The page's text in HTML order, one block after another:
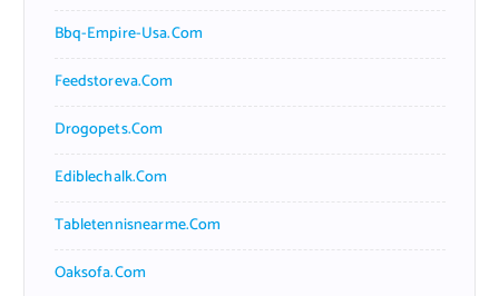
Bbq-Empire-Usa.com
Feedstoreva.com
Drogopets.com
Ediblechalk.com
Tabletennisnearme.com
Oaksofa.com